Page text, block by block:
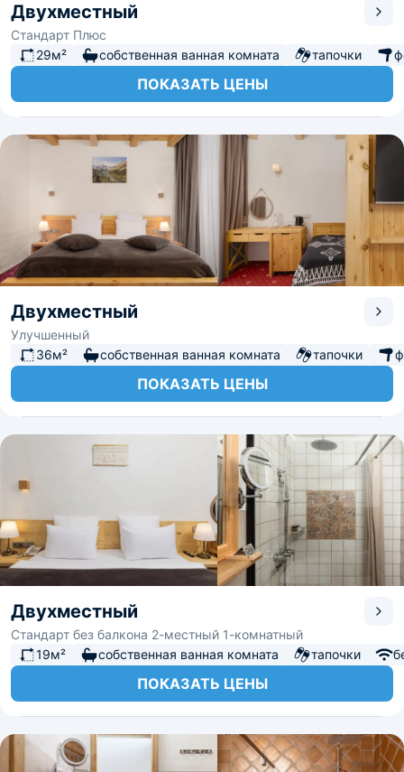
Двухместный
Стандарт Плюс
29м²
собственная ванная комната тапочки
ПОКАЗАТЬ ЦЕНЫ
Двухместный
Улучшенный
36м²
собственная ванная комната тапочки
ПОКАЗАТЬ ЦЕНЫ
Двухместный
Стандарт без балкона 2-местный 1-комнатный
19м²
собственная ванная комната тапочки
ПОКАЗАТЬ ЦЕНЫ